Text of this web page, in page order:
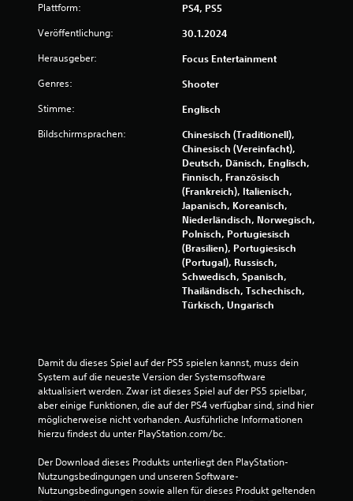
n
e
n
a
u
0
1
1
B
Plattform: PS4, PS5
Veröffentlichung: 30.1.2024
Herausgeber: Focus Entertainment
Genres: Shooter
Stimme: Englisch
Bildschirmsprachen:
Chinesisch (Traditionell),
Chinesisch (Vereinfacht),
Deutsch, Dänisch, Englisch,
Finnisch, Französisch
(Frankreich), Italienisch,
Japanisch, Koreanisch,
Niederländisch, Norwegisch,
Polnisch, Portugiesisch
(Brasilien), Portugiesisch
(Portugal), Russisch,
Schwedisch, Spanisch,
Thailändisch, Tschechisch,
Türkisch, Ungarisch
Damit du dieses Spiel auf der PS5 spielen kannst, muss dein
System auf die neueste Version der Systemsoftware
aktualisiert werden. Zwar ist dieses Spiel auf der PS5 spielbar,
aber einige Funktionen, die auf der PS4 verfügbar sind, sind hier
möglicherweise nicht vorhanden. Ausführliche Informationen
hierzu findest du unter PlayStation.com/bc.
Der Download dieses Produkts unterliegt den PlayStation-
Nutzungsbedingungen und unseren Software-
Nutzungsbedingungen sowie allen für dieses Produkt geltenden